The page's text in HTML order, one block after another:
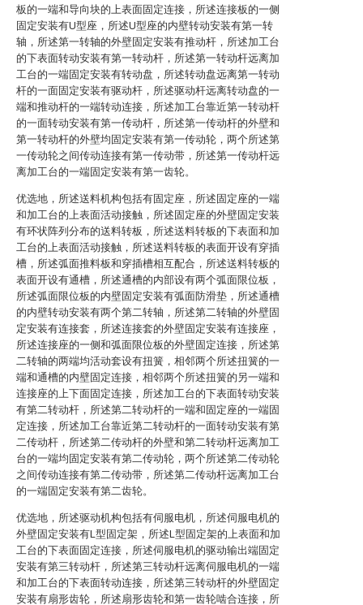
板的一端和导向块的上表面固定连接，所述连接板的一侧
固定安装有U型座，所述U型座的内壁转动安装有第一转
轴，所述第一转轴的外壁固定安装有推动杆，所述加工台
的下表面转动安装有第一转动杆，所述第一转动杆远离加
工台的一端固定安装有转动盘，所述转动盘远离第一转动
杆的一面固定安装有驱动杆，所述驱动杆远离转动盘的一
端和推动杆的一端转动连接，所述加工台靠近第一转动杆
的一面转动安装有第一传动杆，所述第一传动杆的外壁和
第一转动杆的外壁均固定安装有第一传动轮，两个所述第
一传动轮之间传动连接有第一传动带，所述第一传动杆远
离加工台的一端固定安装有第一齿轮。
优选地，所述送料机构包括有固定座，所述固定座的一端
和加工台的上表面活动接触，所述固定座的外壁固定安装
有环状阵列分布的送料转板，所述送料转板的下表面和加
工台的上表面活动接触，所述送料转板的表面开设有穿插
槽，所述弧面推料板和穿插槽相互配合，所述送料转板的
表面开设有通槽，所述通槽的内部设有两个弧面限位板，
所述弧面限位板的内壁固定安装有弧面防滑垫，所述通槽
的内壁转动安装有两个第二转轴，所述第二转轴的外壁固
定安装有连接套，所述连接套的外壁固定安装有连接座，
所述连接座的一侧和弧面限位板的外壁固定连接，所述第
二转轴的两端均活动套设有扭簧，相邻两个所述扭簧的一
端和通槽的内壁固定连接，相邻两个所述扭簧的另一端和
连接座的上下面固定连接，所述加工台的下表面转动安装
有第二转动杆，所述第二转动杆的一端和固定座的一端固
定连接，所述加工台靠近第二转动杆的一面转动安装有第
二传动杆，所述第二传动杆的外壁和第二转动杆远离加工
台的一端均固定安装有第二传动轮，两个所述第二传动轮
之间传动连接有第二传动带，所述第二传动杆远离加工台
的一端固定安装有第二齿轮。
优选地，所述驱动机构包括有伺服电机，所述伺服电机的
外壁固定安装有L型固定架，所述L型固定架的上表面和加
工台的下表面固定连接，所述伺服电机的驱动输出端固定
安装有第三转动杆，所述第三转动杆远离伺服电机的一端
和加工台的下表面转动连接，所述第三转动杆的外壁固定
安装有扇形齿轮，所述扇形齿轮和第一齿轮啮合连接，所